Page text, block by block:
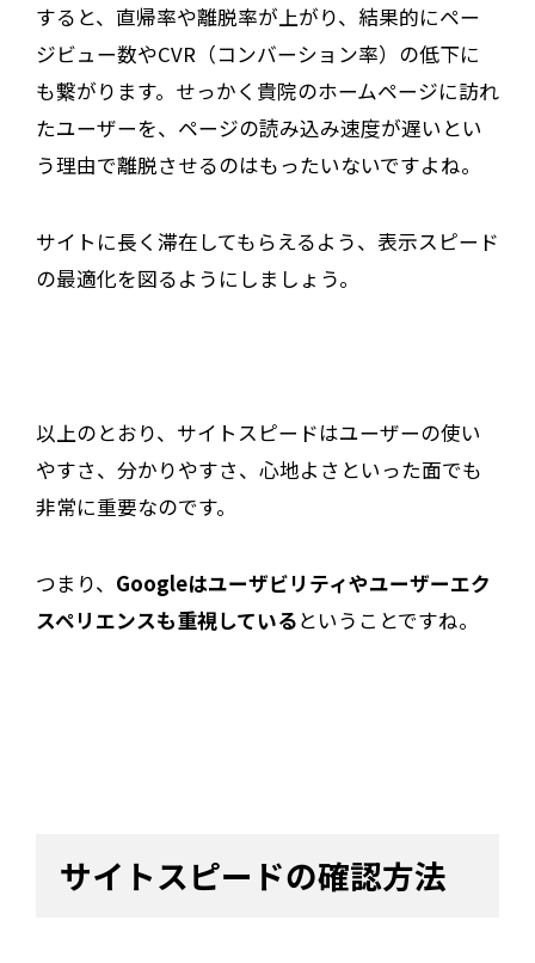
すると、直帰率や離脱率が上がり、結果的にペー
ジビュー数やCVR（コンバーション率）の低下に
も繋がります。せっかく貴院のホームページに訪れ
たユーザーを、ページの読み込み速度が遅いとい
う理由で離脱させるのはもったいないですよね。
サイトに長く滞在してもらえるよう、表示スピード
の最適化を図るようにしましょう。
以上のとおり、サイトスピードはユーザーの使い
やすさ、分かりやすさ、心地よさといった面でも
非常に重要なのです。
つまり、 Googleはユーザビリティやユーザーエク
スペリエンスも重視しているということですね。
サイトスピードの確認方法